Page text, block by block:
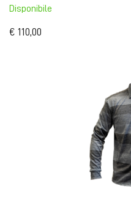
Disponibile
€ 110,00